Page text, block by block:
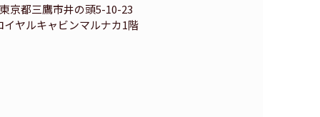
東京都三鷹市井の頭5-10-23
イヤルキャビンマルナカ1階